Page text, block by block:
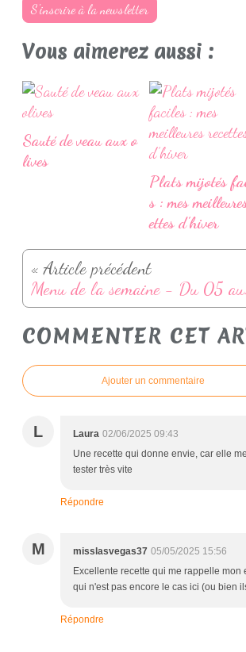
S'inscrire à la newsletter
Vous aimerez aussi :
Sauté de veau aux o
lives
Plats mijotés
s : mes
ettes d’hiver
« Article précédent
Menu
COMMENTER CET
Ajouter un commentaire
L Laura 02/06/2025 09:43
Une recette qui donne envie, car elle
tester très vite
Répondre
M misslasvegas37 05/05/2025 15:56
Excellente recette qui me rappelle mon
qui n'est pas encore le cas ici (ou bien
Répondre